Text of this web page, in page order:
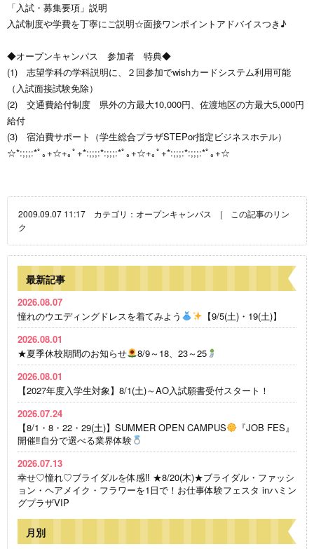
「入試・募集要項」説明
入試制度や学費を丁寧にご説明☆面接ワンポイントアドバイスつき♪
◆オープンキャンパス 参加者 特典◆
(1) 志望学科の学科説明に、２回参加でwishカードシステム利用可能
（入試面接試験免除）
(2) 交通費給付制度 県外の方最大10,000円、佐渡地区の方最大5,000円
給付
(3) 宿泊費サポート（学生総合プラザSTEPor指定ビジネスホテル）
☆*:;;;:*ﾟ｡+☆+｡ﾟ+*:;;;:*:;;;:*ﾟ｡+☆+｡ﾟ+*:;;;:*:;;;:*ﾟ｡+☆
2009.09.07 11:17 カテゴリ： オープンキャンパス |
この記事のリン
ク
最新記事
2026.08.07
憧れのウエディングドレスを着てみよう
【9/5(土)・19(土)】
2026.08.01
★夏季休校期間のお知らせ
8/9～18、23～25
2026.08.01
【2027年度入学生対象】8/1(土)～AO入試願書受付スタート！
2026.07.24
【8/1・8・22・29(土)】SUMMER OPEN CAMPUS
『JOB FES』
開催‼自分で選べる業界体験
2026.07.13
幸せ♡憧れ♡ブライダルを体感‼ ★8/20(木)★ブライダル・ファッシ
ョン・ヘアメイク・フラワーを1日で！お仕事体験フェスタ inハミン
グプラザVIP
月別